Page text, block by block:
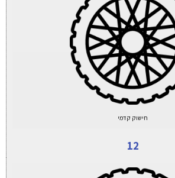
חישוק קדמי
12